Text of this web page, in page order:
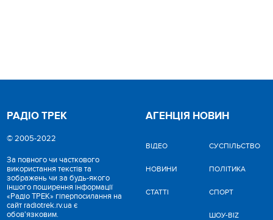
РАДІО ТРЕК
© 2005-2022
За повного чи часткового
використання текстів та
зображень чи за будь-якого
іншого поширення інформації
«Радіо ТРЕК» гіперпосилання на
сайт radiotrek.rv.ua є
обов'язковим.
АГЕНЦІЯ НОВИН
ВІДЕО
НОВИНИ
СТАТТІ
CУСПІЛЬСТВО
ПОЛІТИКА
СПОРТ
ШОУ-BIZ